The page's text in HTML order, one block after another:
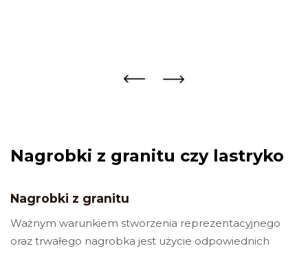
Nagrobki z granitu czy lastryko
Nagrobki z granitu
Ważnym warunkiem stworzenia reprezentacyjnego
oraz trwałego nagrobka jest użycie odpowiednich
Twój e-mail
Sprawdź szczegóły zamówienia